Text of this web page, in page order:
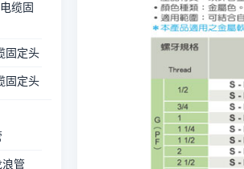
缆固
固定头
固定头
浪管